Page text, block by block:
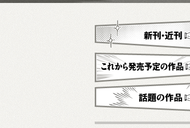
新刊・近刊
これから発売予定